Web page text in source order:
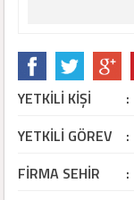
YETKİLİ KİŞİ :
YETKİLİ GÖREV :
FİRMA SEHİR :